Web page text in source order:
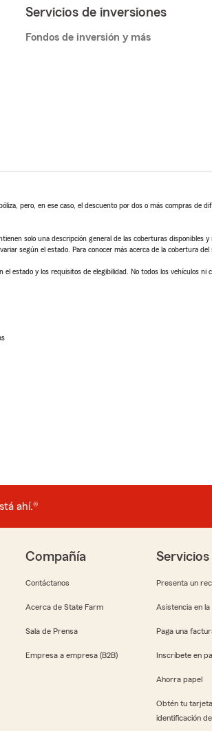
Servicios de inversiones
Fondos de inversión y más
pero, en ese caso, el descuento por dos o más compras
solo una descripción general de las coberturas
según el estado. Para conocer más acerca de la cobertura
estado y los requisitos de elegibilidad. No todos los vehículos ni
ahí.®
Compañía
Contáctanos
Acerca de State Farm
Sala de Prensa
Empresa a empresa (B2B)
Servicios
Presenta un
Asistencia en
Paga una
Inscríbete en
Ahorra papel
Obtén tu
identificación